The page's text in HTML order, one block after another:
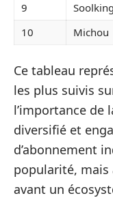
9
10
Michou
Ce tableau
les plus suivis
l’importance de
diversifié et
d’abonnement
popularité, mais
avant un